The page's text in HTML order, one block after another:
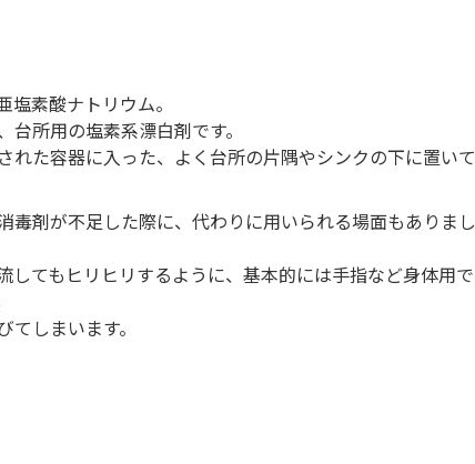
素酸ナトリウム。
所用の塩素系漂白剤です。
れた容器に入った、よく台所の片隅やシンクの下に置いて
毒剤が不足した際に、代わりに用いられる場面もありまし
てもヒリヒリするように、基本的には手指など身体用で
しまいます。